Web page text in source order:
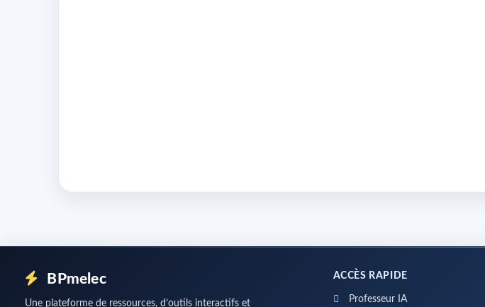
BPmelec
Une plateforme de ressources, d’outils interactifs et
ACCÈS RAPIDE
Professeur IA